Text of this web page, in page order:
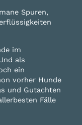
Spuren,
im
als
ein
vorher Hunde
und Gutachten
Fälle